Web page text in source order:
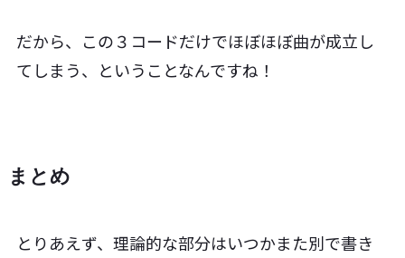
だから、この３コードだけでほぼほぼ曲が成立し
てしまう、ということなんですね！
まとめ
とりあえず、理論的な部分はいつかまた別で書き